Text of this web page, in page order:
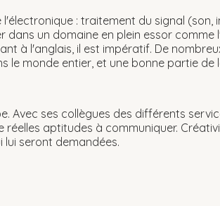
: traitement du signal
un domaine en plein essor
à l'anglais, il est impératif. De
le monde entier, et une bonne partie
Avec ses collègues des différents
aptitudes à communiquer.
seront demandées.